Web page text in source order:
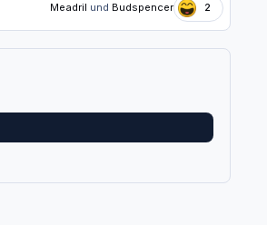
Meadril und Budspencer 2